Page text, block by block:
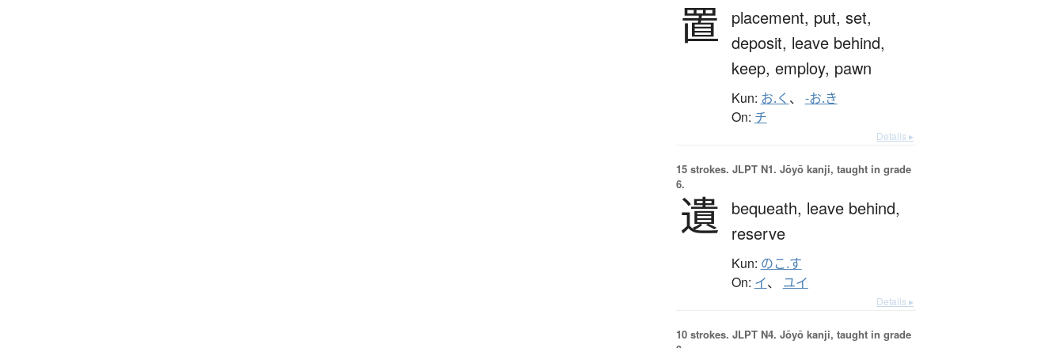
置 placement, put, set,
deposit, leave behind,
keep, employ, pawn
Kun: お.く 、 -お.き
On: チ
Details ▸
15 strokes. JLPT N1. Jōyō kanji, taught in grade
6.
遺 bequeath, leave behind,
reserve
Kun: のこ.す
On: イ、 ユイ
Details ▸
10 strokes. JLPT N4. Jōyō kanji, taught in grade